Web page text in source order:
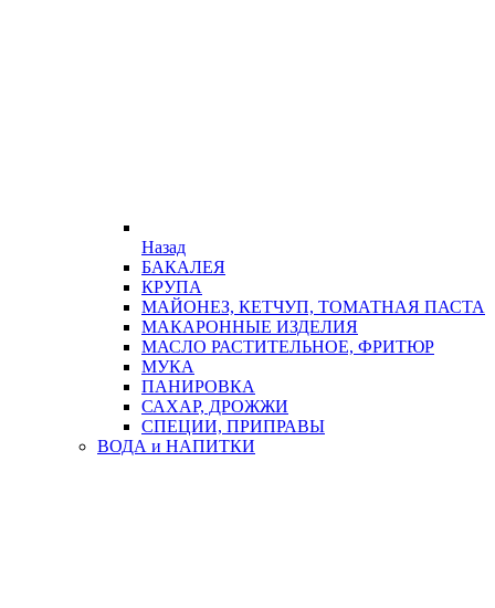
Назад
БАКАЛЕЯ
КРУПА
МАЙОНЕЗ, КЕТЧУП, ТОМАТНАЯ ПАСТА
МАКАРОННЫЕ ИЗДЕЛИЯ
МАСЛО РАСТИТЕЛЬНОЕ, ФРИТЮР
МУКА
ПАНИРОВКА
САХАР, ДРОЖЖИ
СПЕЦИИ, ПРИПРАВЫ
ВОДА и НАПИТКИ